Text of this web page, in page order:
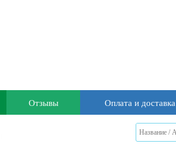
Отзывы Оплата и доставка